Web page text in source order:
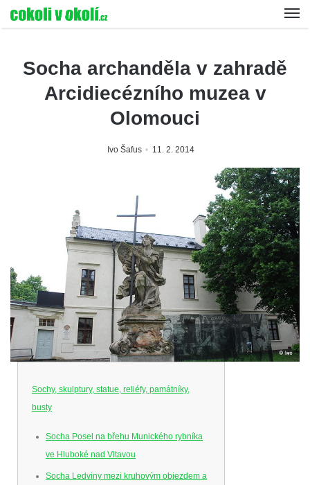
Socha archanděla v zahradě
Arcidiecézního muzea v
Olomouci
Ivo Šafus 11. 2. 2014
Sochy, skulptury, statue, reliéfy, památníky,
busty
Socha Posel na břehu Munického rybníka
ve Hluboké nad Vltavou
Socha Ledviny mezi kruhovým objezdem a